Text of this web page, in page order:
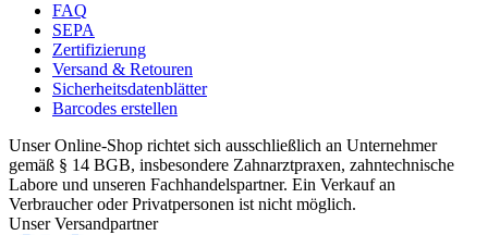
FAQ
SEPA
Zertifizierung
Versand & Retouren
Sicherheitsdatenblätter
Barcodes erstellen
Unser Online-Shop richtet sich ausschließlich an Unternehmer
gemäß § 14 BGB, insbesondere Zahnarztpraxen, zahntechnische
Labore und unseren Fachhandelspartner. Ein Verkauf an
Verbraucher oder Privatpersonen ist nicht möglich.
Unser Versandpartner